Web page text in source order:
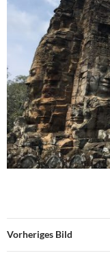
Vorheriges Bild